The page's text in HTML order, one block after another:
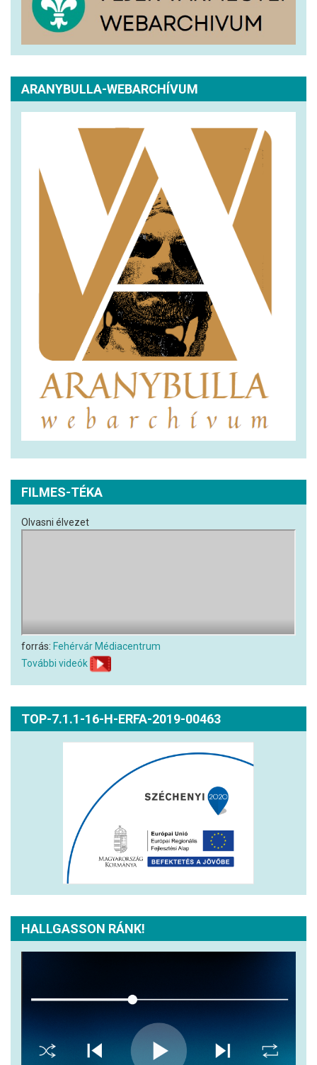
ARANYBULLA-WEBARCHÍVUM
FILMES-TÉKA
Olvasni élvezet
forrás: Fehérvár Médiacentrum
További videók
TOP-7.1.1-16-H-ERFA-2019-00463
HALLGASSON RÁNK!